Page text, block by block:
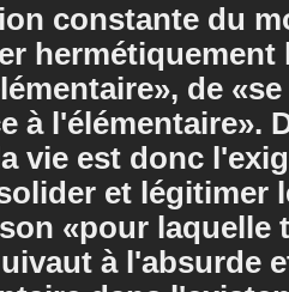
constante du
de
à l'élémentaire».
vie est donc
et légitimer
«pour laquelle
à l'absurde